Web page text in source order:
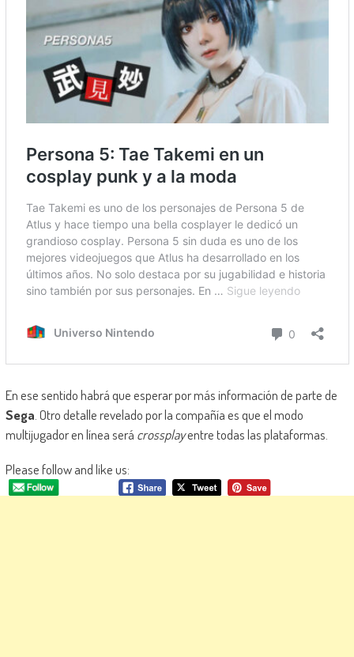
En ese sentido habrá que esperar por más información de parte de
Sega . Otro detalle revelado por la compañía es que el modo
multijugador en línea será crossplayentre todas las plataformas.
Please follow and like us: